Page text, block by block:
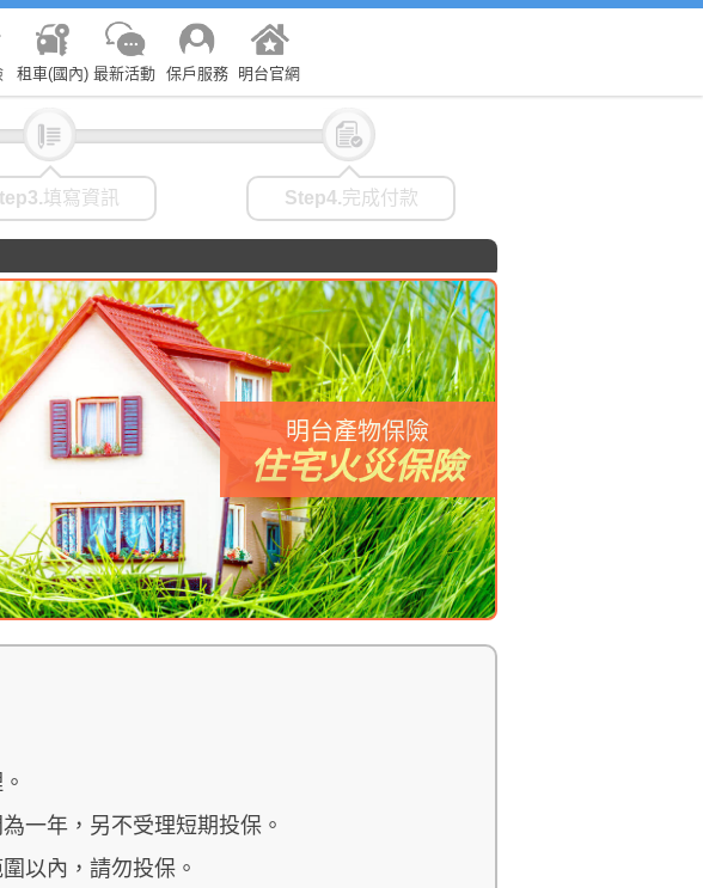
租車(國內) 最新活動 保戶服務 明台官網
填寫資訊 Step4.完成付款
明台產物保險
住宅火災保險
一年，另不受理短期投保。
以內，請勿投保。